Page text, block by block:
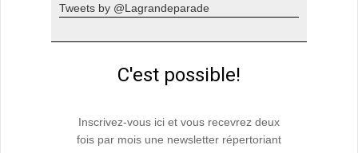
Tweets by @Lagrandeparade
C'est possible!
Inscrivez-vous ici et vous recevrez deux
fois par mois une newsletter répertoriant